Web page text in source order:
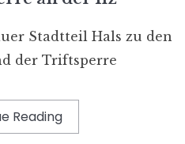
Stadtteil Hals zu den
der Triftsperre
Reading